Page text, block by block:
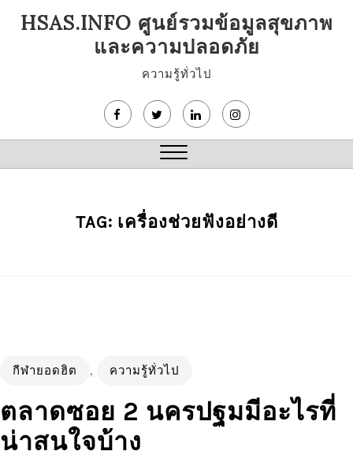
HSAS.INFO ศูนย์รวมข้อมูลสุขภาพ
และความปลอดภัย
ความรู้ทั่วไป
Close
TAG: เครื่องช่วยฟังอย่างดี
กีฬายอดฮิต , ความรู้ทั่วไป
ตลาดซอย 2 นครปฐมมีอะไรที่
น่าสนใจบ้าง